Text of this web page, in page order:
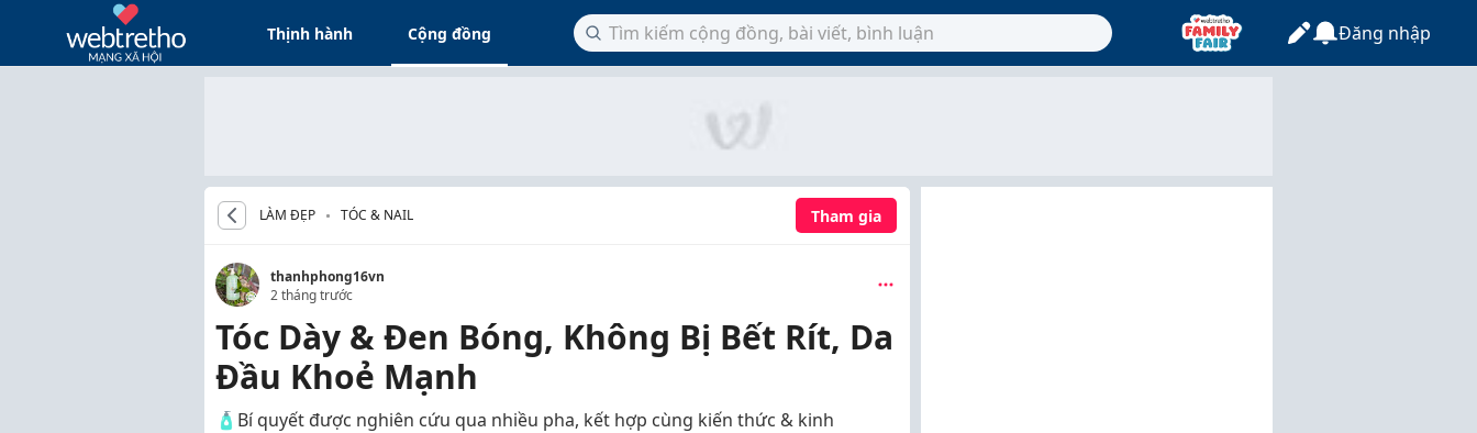
Thịnh hành Cộng đồng Đăng nhập
LÀM ĐẸP TÓC & NAIL Tham gia
thanhphong16vn
2 tháng trước
Tóc Dày & Đen Bóng, Không Bị Bết Rít, Da
Đầu Khoẻ Mạnh
🧴Bí quyết được nghiên cứu qua nhiều pha, kết hợp cùng kiến thức & kinh